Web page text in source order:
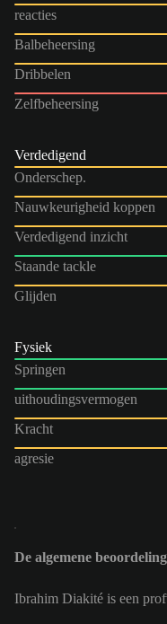
reacties
Balbeheersing
Dribbelen
Zelfbeheersing
Verdedigend
Onderschep.
Nauwkeurigheid koppen
Verdedigend inzicht
Staande tackle
Glijden
Fysiek
Springen
uithoudingsvermogen
Kracht
agresie
De algemene
Ibrahim Diakité is een